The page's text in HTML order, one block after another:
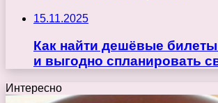
15.11.2025
Как найти дешёвые
и выгодно спланировать
Интересно